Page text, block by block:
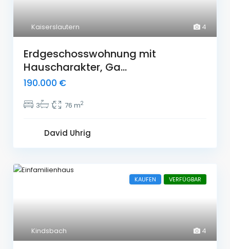
4
Kaiserslautern
Erdgeschosswohnung mit
Hauscharakter, Ga...
190.000 €
3 1 76 m2
David Uhrig
4
Kindsbach
KAUFEN VERFÜGBAR